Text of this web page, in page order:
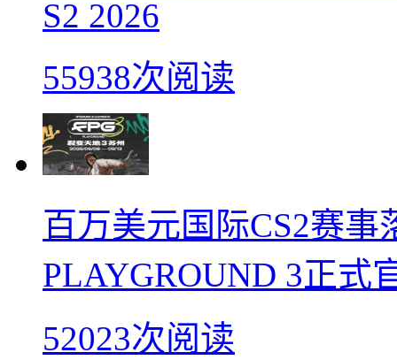
S2 2026
55938次阅读
百万美元国际CS2赛事
PLAYGROUND 3正式
52023次阅读